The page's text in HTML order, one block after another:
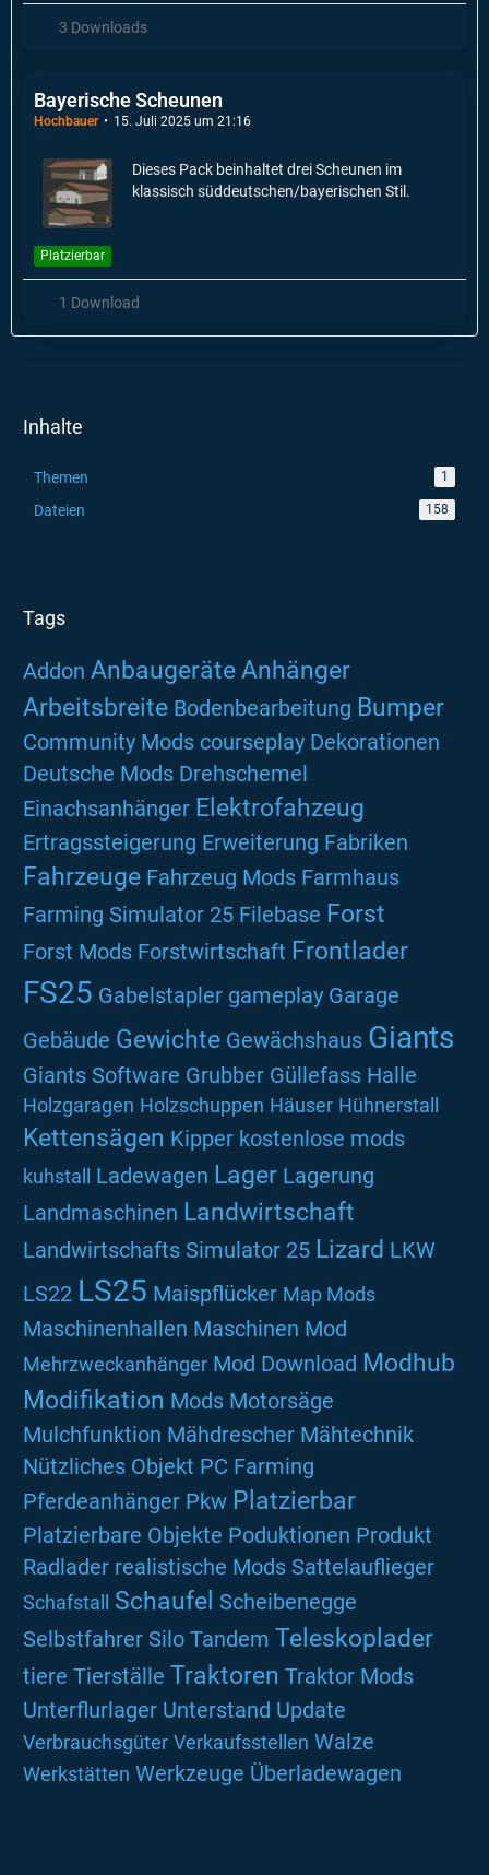
3 Downloads
Bayerische Scheunen
Hochbauer 15. Juli 2025 um 21:16
Dieses Pack beinhaltet drei Scheunen im
klassisch süddeutschen/bayerischen Stil.
Platzierbar
1 Download
Inhalte
Themen 1
Dateien 158
Tags
Addon AnbaugeräteAnhänger
Arbeitsbreite Bodenbearbeitung Bumper
Community Mods courseplay Dekorationen
Deutsche Mods Drehschemel
Einachsanhänger Elektrofahzeug
Ertragssteigerung Erweiterung Fabriken
Fahrzeuge Fahrzeug Mods Farmhaus
Farming Simulator 25 Filebase Forst
Forst Mods Forstwirtschaft Frontlader
FS25 Gabelstapler gameplay Garage
Gebäude Gewichte Gewächshaus Giants
Giants Software Grubber Güllefass Halle
Holzgaragen Holzschuppen Häuser Hühnerstall
Kettensägen Kipper kostenlose mods
kuhstall Ladewagen Lager Lagerung
Landmaschinen Landwirtschaft
Landwirtschafts Simulator 25 Lizard LKW
LS22 LS25 Maispflücker Map Mods
Maschinenhallen Maschinen Mod
Mehrzweckanhänger Mod Download Modhub
Modifikation Mods Motorsäge
Mulchfunktion Mähdrescher Mähtechnik
Nützliches Objekt PC Farming
Pferdeanhänger Pkw Platzierbar
Platzierbare Objekte Poduktionen Produkt
Radlader realistische Mods Sattelauflieger
Schafstall Schaufel Scheibenegge
Selbstfahrer Silo Tandem Teleskoplader
tiere Tierställe Traktoren Traktor Mods
Unterflurlager Unterstand Update
Verbrauchsgüter Verkaufsstellen Walze
Werkstätten Werkzeuge Überladewagen